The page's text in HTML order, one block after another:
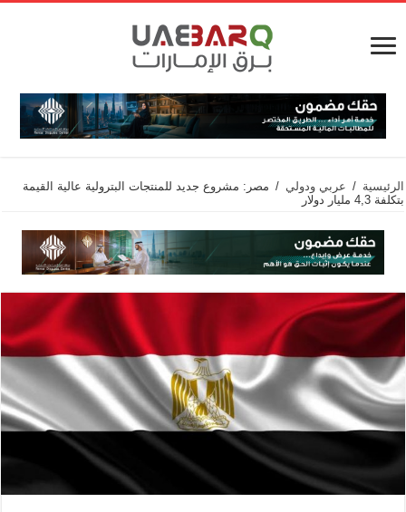
الرئيسية / عربي ودولي / مصر: مشروع جديد للمنتجات البترولية عالية القيمة
بتكلفة 4,3 مليار دولار